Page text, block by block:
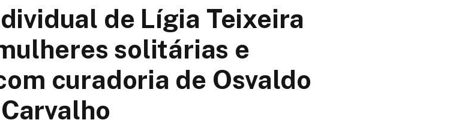
de Lígia Teixeira
solitárias e
curadoria de Osvaldo
Carvalho